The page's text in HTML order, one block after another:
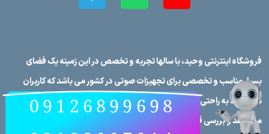
فروشگاه اینترنتی وحید، با سالها تجربه و تخصص در این زمینه یک فضای
بسیار مناسب و تخصصی برای تجهیزات صوتی در کشور می باشد که کاربران
می توانند به راحتی برندهای صوتی در کشور را در فروشگاه اینترنتی وحید
مورد نقد و بررسی قرار دهند، علاوه بر این که تمامی محصولات در
09126899698